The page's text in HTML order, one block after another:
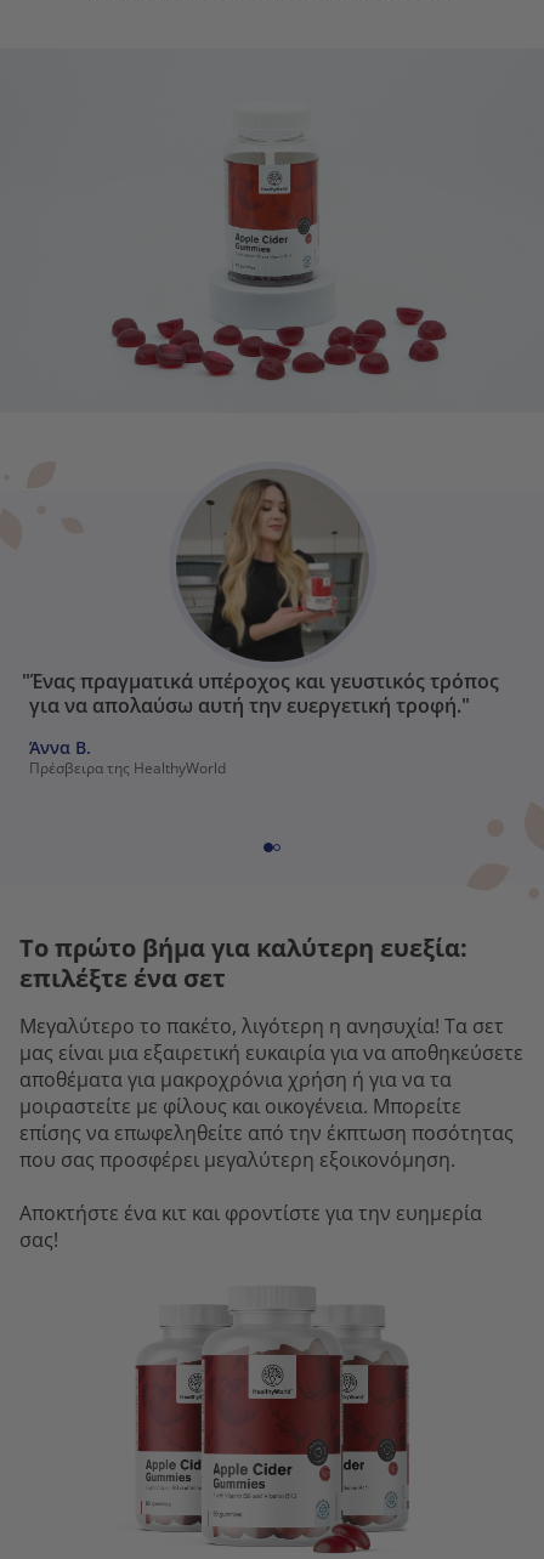
"Ένας πραγματικά υπέροχος και γευστικός τρόπος
για να απολαύσω αυτή την ευεργετική τροφή."
Άννα Β.
Πρέσβειρα της HealthyWorld
Το πρώτο βήμα για καλύτερη ευεξία:
επιλέξτε ένα σετ
Μεγαλύτερο το πακέτο, λιγότερη η ανησυχία! Τα σετ
μας είναι μια εξαιρετική ευκαιρία για να αποθηκεύσετε
αποθέματα για μακροχρόνια χρήση ή για να τα
μοιραστείτε με φίλους και οικογένεια. Μπορείτε
επίσης να επωφεληθείτε από την έκπτωση ποσότητας
που σας προσφέρει μεγαλύτερη εξοικονόμηση.
Αποκτήστε ένα κιτ και φροντίστε για την ευημερία
σας!